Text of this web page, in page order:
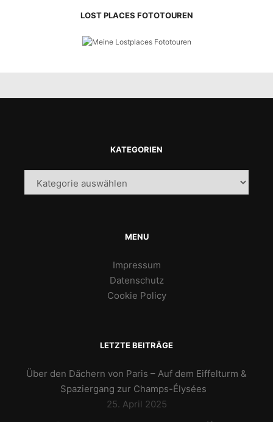
LOST PLACES FOTOTOUREN
KATEGORIEN
Kategorien
MENU
Impressum
Datenschutz
Cookie Policy
LETZTE BEITRÄGE
Über den Dächern von Paris – Auf dem Eiffelturm &
Spaziergang zur Champs-Élysées
25. April 2025